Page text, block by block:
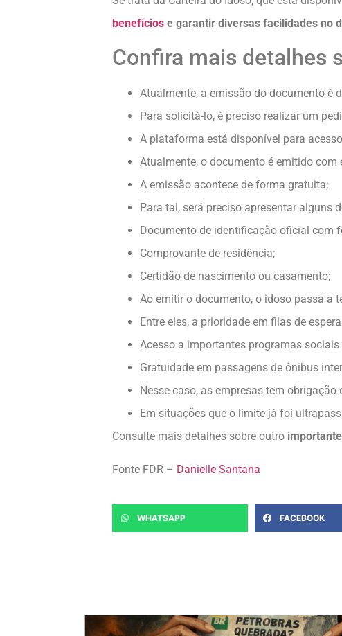
benefícios e garantir diversas facilidades no
Confira mais detalhes
Atualmente, a emissão do documento é
Para solicitá-lo, é preciso realizar um
A plataforma está disponível para
Atualmente, o documento é emitido
A emissão acontece de forma gratuita;
Para tal, será preciso apresentar alguns
Documento de identificação oficial com
Comprovante de residência;
Certidão de nascimento ou casamento;
Ao emitir o documento, o idoso passa a
Entre eles, a prioridade em filas de
Acesso a importantes programas sociais
Gratuidade em passagens de ônibus
Nesse caso, as empresas tem
Em situações que o limite já foi
Consulte mais detalhes sobre outro
Fonte FDR – Danielle Santana
WHATSAPP FACEBOOK